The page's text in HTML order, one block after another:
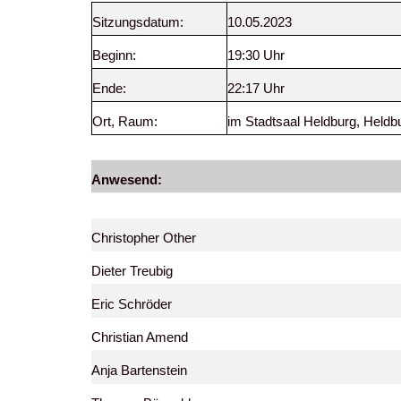
Sitzungsdatum: 10.05.2023
Beginn: 19:30 Uhr
Ende: 22:17 Uhr
Ort, Raum: im Stadtsaal Heldburg,
Anwesend:
Christopher Other
Dieter Treubig
Eric Schröder
Christian Amend
Anja Bartenstein